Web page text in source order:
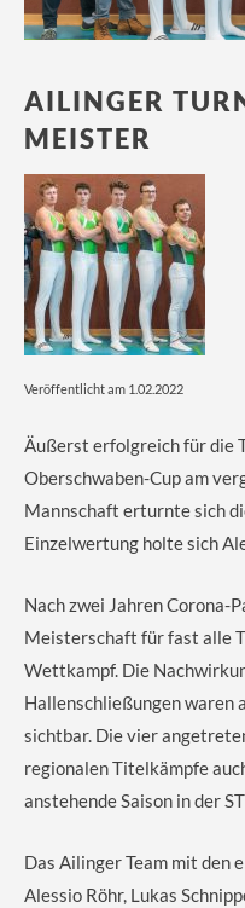
AILINGER
MEISTER
Veröffentlicht am 1.02.2022
Äußerst erfolgreich für die
Oberschwaben-Cup am
Mannschaft erturnte sich
Einzelwertung holte sich
Nach zwei Jahren Corona-
Meisterschaft für fast alle
Wettkampf. Die
Hallenschließungen waren
sichtbar. Die vier
regionalen Titelkämpfe
anstehende Saison in der
Das Ailinger Team mit den
Alessio Röhr, Lukas